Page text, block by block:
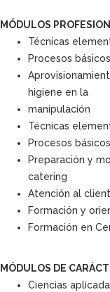
MÓDULOS
Técnicas
Procesos
higiene en la
manipulación
Técnicas
Procesos
Preparación y
catering
Atención al
Formación y
Formación en
MÓDULOS DE
Ciencias